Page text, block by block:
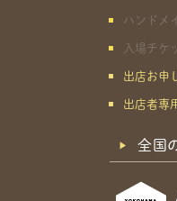
ハンドメ
入場チケ
出店お申
出店者専
全国